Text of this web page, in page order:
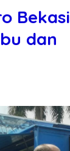
Bekasi
dan